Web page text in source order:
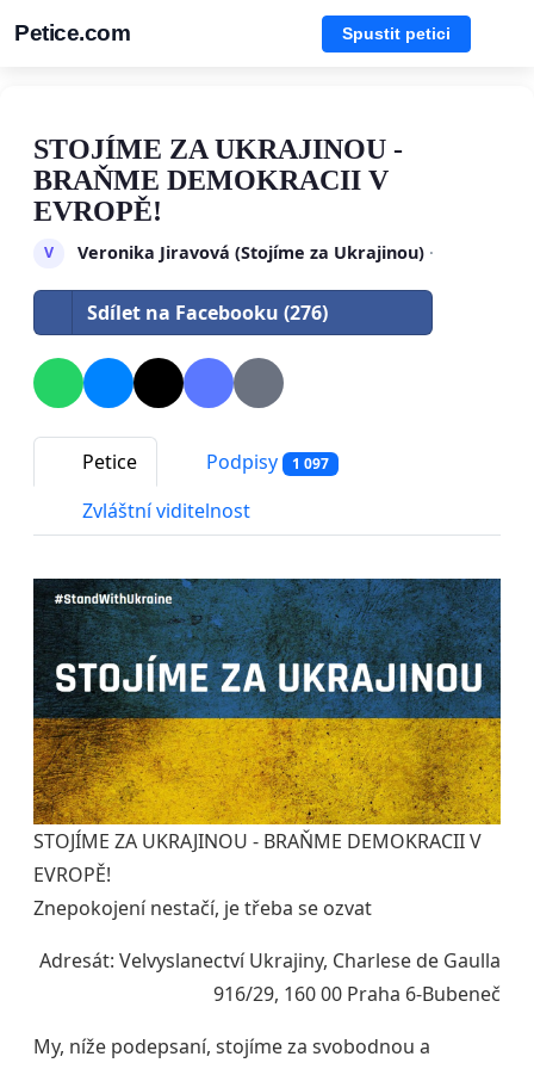
Petice.com Spustit petici
STOJÍME ZA UKRAJINOU -
BRAŇME DEMOKRACII V
EVROPĚ!
V Veronika Jiravová (Stojíme za Ukrajinou)·
Sdílet na Facebooku (276)
Petice Podpisy 1 097
Zvláštní viditelnost
STOJÍME ZA UKRAJINOU - BRAŇME DEMOKRACII V
EVROPĚ!
Znepokojení nestačí, je třeba se ozvat
Adresát: Velvyslanectví Ukrajiny, Charlese de Gaulla
916/29, 160 00 Praha 6-Bubeneč
My, níže podepsaní, stojíme za svobodnou a